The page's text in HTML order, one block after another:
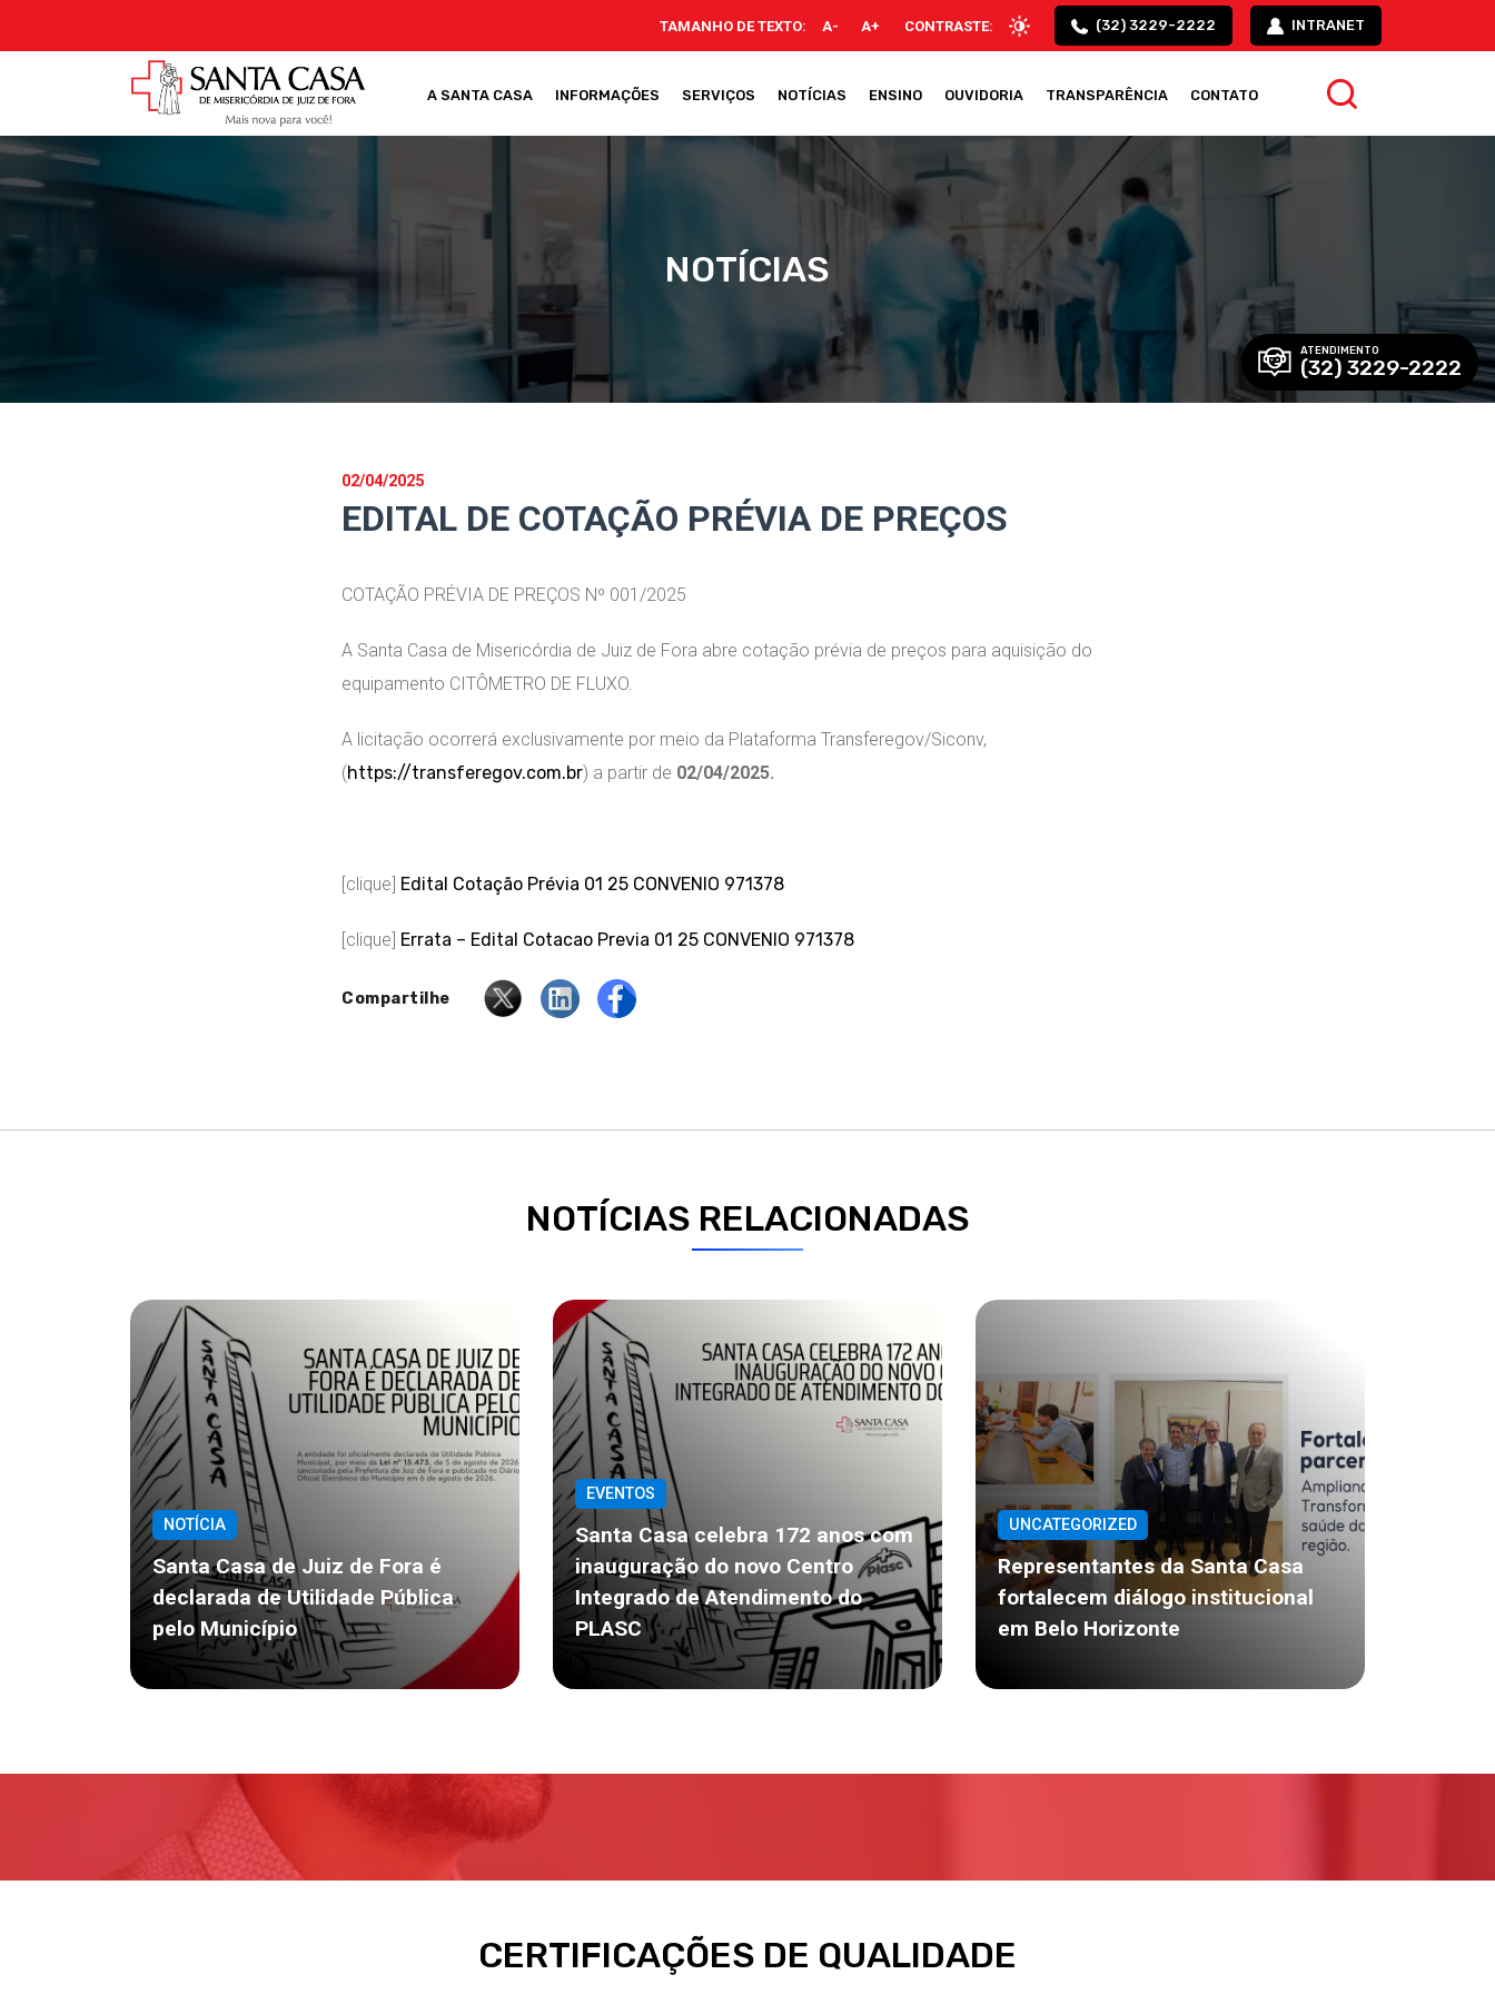
ATENDIMENTO
(32) 3229-2222
TAMANHO DE TEXTO: A- A+ CONTRASTE: (32) 3229-2222 INTRANET
A SANTA CASA INFORMAÇÕES SERVIÇOS NOTÍCIAS ENSINO OUVIDORIA TRANSPARÊNCIA CONTATO
NOTÍCIAS
02/04/2025
EDITAL DE COTAÇÃO PRÉVIA DE PREÇOS
COTAÇÃO PRÉVIA DE PREÇOS Nº 001/2025
A Santa Casa de Misericórdia de Juiz de Fora abre cotação prévia de preços para aquisição do
equipamento CITÔMETRO DE FLUXO.
A licitação ocorrerá exclusivamente por meio da Plataforma Transferegov/Siconv,
(https://transferegov.com.br) a partir de 02/04/2025.
[clique] Edital Cotação Prévia 01 25 CONVENIO 971378
[clique] Errata – Edital Cotacao Previa 01 25 CONVENIO 971378
Compartilhe
NOTÍCIAS RELACIONADAS
NOTÍCIA
Santa Casa de Juiz de Fora é
declarada de Utilidade Pública
pelo Município
EVENTOS
Santa Casa celebra 172 anos com
inauguração do novo Centro
Integrado de Atendimento do
PLASC
UNCATEGORIZED
Representantes da Santa Casa
fortalecem diálogo institucional
em Belo Horizonte
CERTIFICAÇÕES DE QUALIDADE